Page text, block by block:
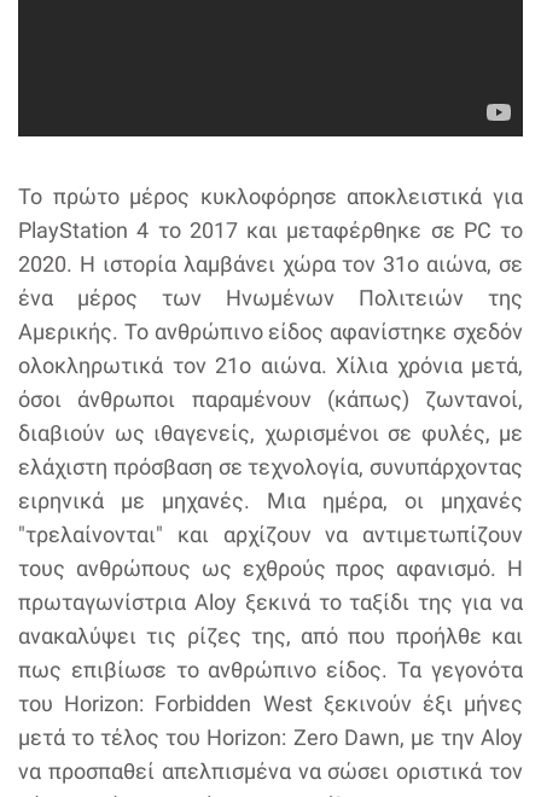
Το πρώτο μέρος κυκλοφόρησε αποκλειστικά για
PlayStation 4 το 2017 και μεταφέρθηκε σε PC το
2020. Η ιστορία λαμβάνει χώρα τον 31ο αιώνα, σε
ένα μέρος των Ηνωμένων Πολιτειών της
Αμερικής. Το ανθρώπινο είδος αφανίστηκε σχεδόν
ολοκληρωτικά τον 21ο αιώνα. Χίλια χρόνια μετά,
όσοι άνθρωποι παραμένουν (κάπως) ζωντανοί,
διαβιούν ως ιθαγενείς, χωρισμένοι σε φυλές, με
ελάχιστη πρόσβαση σε τεχνολογία, συνυπάρχοντας
ειρηνικά με μηχανές. Μια ημέρα, οι μηχανές
"τρελαίνονται" και αρχίζουν να αντιμετωπίζουν
τους ανθρώπους ως εχθρούς προς αφανισμό. Η
πρωταγωνίστρια Aloy ξεκινά το ταξίδι της για να
ανακαλύψει τις ρίζες της, από που προήλθε και
πως επιβίωσε το ανθρώπινο είδος. Τα γεγονότα
του Horizon: Forbidden West ξεκινούν έξι μήνες
μετά το τέλος του Horizon: Zero Dawn, με την Aloy
να προσπαθεί απελπισμένα να σώσει οριστικά τον